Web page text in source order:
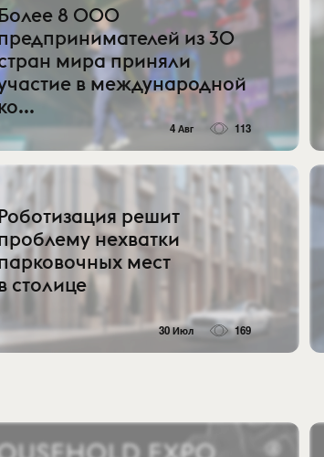
8 000
из 30
мира приняли
в международной
4 Авг 113
решит
нехватки
мест
столице
30 Июл 169